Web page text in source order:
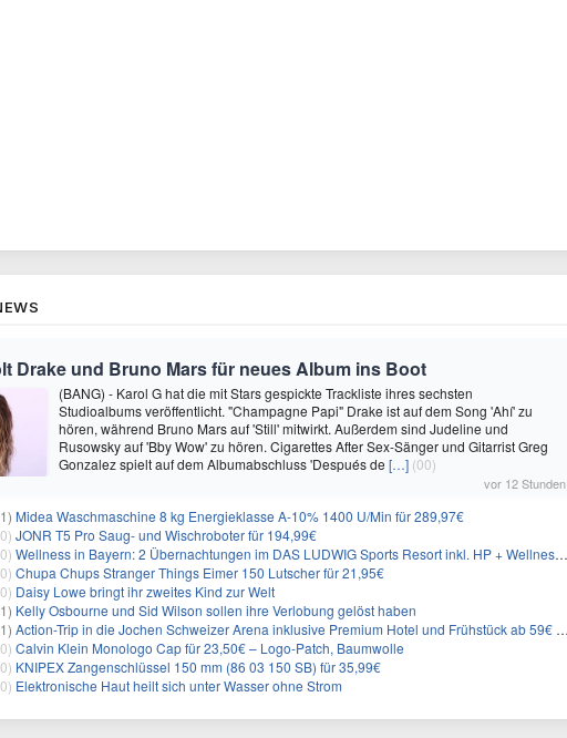
Drake und Bruno Mars für neues Album ins Boot
(BANG) - Karol G hat die mit Stars gespickte Trackliste ihres sechsten
Studioalbums veröffentlicht. "Champagne Papi" Drake ist auf dem Song 'Ahí' zu
hören, während Bruno Mars auf 'Still' mitwirkt. Außerdem sind Judeline und
Rusowsky auf 'Bby Wow' zu hören. Cigarettes After Sex-Sänger und Gitarrist Greg
Gonzalez spielt auf dem Albumabschluss 'Después de […] (00)
vor 12 Stunden
Midea Waschmaschine 8 kg Energieklasse A-10% 1400 U/Min für 289,97€
JONR T5 Pro Saug- und Wischroboter für 194,99€
Wellness in Bayern: 2 Übernachtungen im DAS LUDWIG Sports Resort inkl. HP + Wellness ab 174€ p.P.
Chupa Chups Stranger Things Eimer 150 Lutscher für 21,95€
Daisy Lowe bringt ihr zweites Kind zur Welt
Kelly Osbourne und Sid Wilson sollen ihre Verlobung gelöst haben
Action-Trip in die Jochen Schweizer Arena inklusive Premium Hotel und Frühstück ab 59€ p.P.
Calvin Klein Monologo Cap für 23,50€ – Logo-Patch, Baumwolle
KNIPEX Zangenschlüssel 150 mm (86 03 150 SB) für 35,99€
Elektronische Haut heilt sich unter Wasser ohne Strom